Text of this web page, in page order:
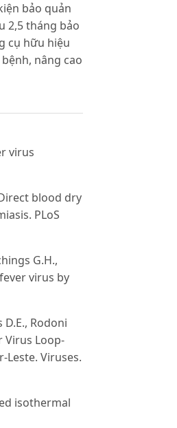
bảo quản
2,5 tháng bảo
cụ hữu hiệu
nâng cao
virus
blood dry
PLoS
G.H.,
virus by
D.E., Rodoni
Virus Loop-
Viruses.
isothermal